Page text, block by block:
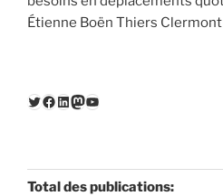
Étienne Boën Thiers
Twitter
Facebook
LinkedIn
Mastodon
YouTube
Total des publications: